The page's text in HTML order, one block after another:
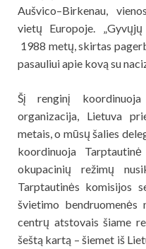
Aušvico–Birkenau,
vietų Europoje. „Gyvųjų
1988 metų, skirtas
pasauliui apie kovą su
Šį renginį
organizacija, Lietuva
metais, o mūsų šalies
koordinuoja
okupacinių režimų
Tarptautinės komisijos
švietimo bendruomenės
centrų atstovais šiame
šeštą kartą – šiemet iš